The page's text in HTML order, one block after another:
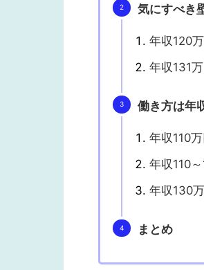
気にすべき
年収120
年収131
働き方は年
年収110
年収110
年収130
まとめ